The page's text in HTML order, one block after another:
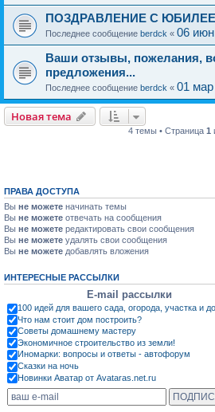
ПОЗДРАВЛЕНИЕ С
Последнее сообщение berdck « 06
Ваши отзывы, пожелания,
предложения...
Последнее сообщение berdck « 01
Новая тема
4 темы • Страница 1
ПРАВА ДОСТУПА
Вы не можете начинать темы
Вы не можете отвечать на сообщения
Вы не можете редактировать свои сообщения
Вы не можете удалять свои сообщения
Вы не можете добавлять вложения
ИНТЕРЕСНЫЕ РАССЫЛКИ
E-mail рассылки
100 идей для вашего сада, огорода, участка и
Что нам стоит дом построить?
Советы домашнему мастеру
Экономичное строительство из земли!
Иномарки: вопросы и ответы - автофорум
Сказки на ночь
Новинки Аватар от Avataras.net.ru